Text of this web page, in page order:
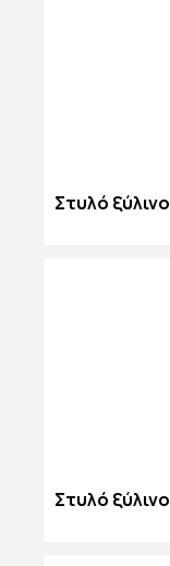
Στυλό ξύλινο
Στυλό ξύλινο